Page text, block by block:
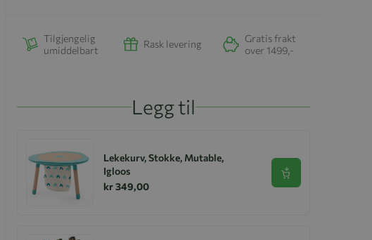
Tilgjengelig
umiddelbart
Rask levering
Gratis frakt
over 1499,-
Legg til
Lekekurv, Stokke, Mutable,
Igloos
kr 349,00
Se produkt